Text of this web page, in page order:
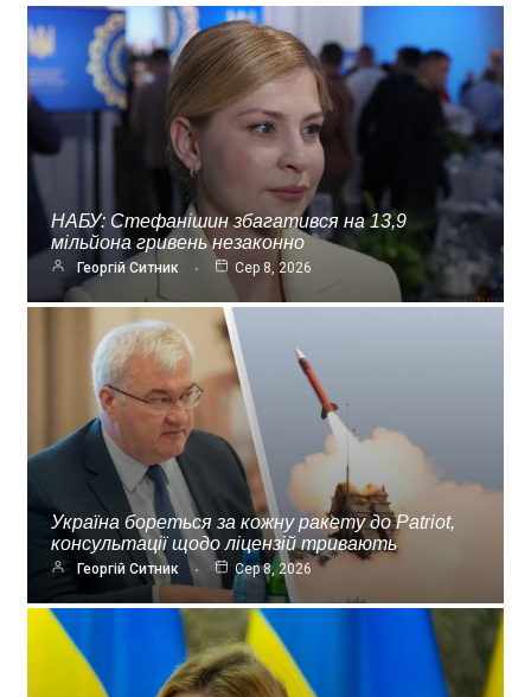
НАБУ: Стефанішин збагатився на 13,9
мільйона гривень незаконно
Георгій Ситник Сер 8, 2026
Україна бореться за кожну ракету до Patriot,
консультації щодо ліцензій тривають
Георгій Ситник Сер 8, 2026